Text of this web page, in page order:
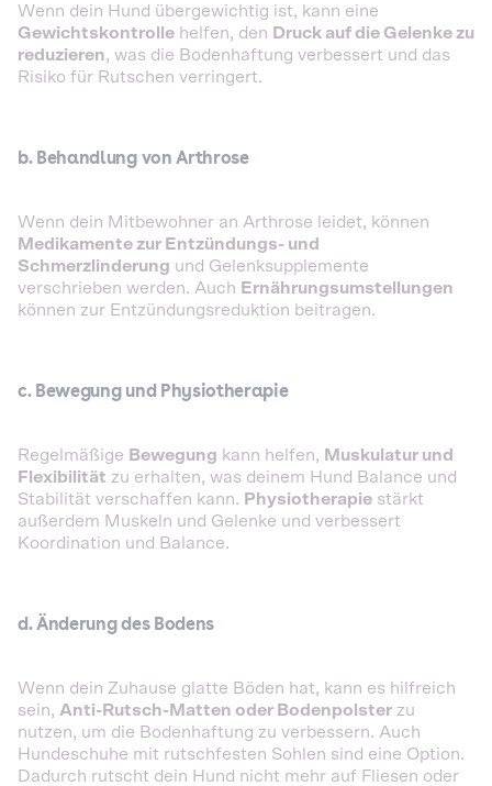
Wenn dein Hund übergewichtig ist, kann eine
Gewichtskontrolle helfen, den Druck auf die Gelenke zu
reduzieren, was die Bodenhaftung verbessert und das
Risiko für Rutschen verringert.
b. Behandlung von Arthrose
Wenn dein Mitbewohner an Arthrose leidet, können
Medikamente zur Entzündungs- und
Schmerzlinderung und Gelenksupplemente
verschrieben werden. Auch Ernährungsumstellungen
können zur Entzündungsreduktion beitragen.
c. Bewegung und Physiotherapie
Regelmäßige Bewegung kann helfen, Muskulatur und
Flexibilität zu erhalten, was deinem Hund Balance und
Stabilität verschaffen kann. Physiotherapie stärkt
außerdem Muskeln und Gelenke und verbessert
Koordination und Balance.
d. Änderung des Bodens
Wenn dein Zuhause glatte Böden hat, kann es hilfreich
sein, Anti-Rutsch-Matten oder Bodenpolster zu
nutzen, um die Bodenhaftung zu verbessern. Auch
Hundeschuhe mit rutschfesten Sohlen sind eine Option.
Dadurch rutscht dein Hund nicht mehr auf Fliesen oder